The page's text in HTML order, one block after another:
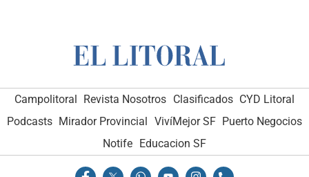
Campolitoral Revista Nosotros Clasificados CYD Litoral
Podcasts Mirador Provincial VivíMejor SF Puerto Negocios
Notife Educacion SF